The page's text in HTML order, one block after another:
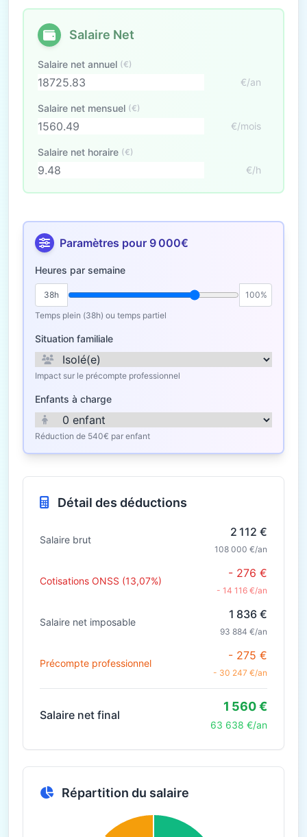
Salaire Net
Salaire net annuel (€)
€/an
Salaire net mensuel (€)
€/mois
Salaire net horaire (€)
€/h
Paramètres pour 9 000€
Heures par semaine
38h
100%
Temps plein (38h) ou temps partiel
Situation familiale
Impact sur le précompte professionnel
Enfants à charge
Réduction de 540€ par enfant
Détail des déductions
Salaire brut
2 112 €
108 000 €/an
Cotisations ONSS (13,07%)
- 276 €
- 14 116 €/an
Salaire net imposable
1 836 €
93 884 €/an
Précompte professionnel
- 275 €
- 30 247 €/an
Salaire net final
1 560 €
63 638 €/an
Répartition du salaire